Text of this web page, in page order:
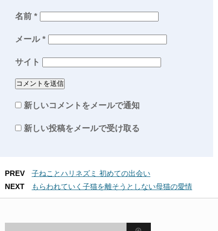
名前 *
メール *
サイト
新しいコメントをメールで通知
新しい投稿をメールで受け取る
PREV
子ねことハリネズミ 初めての出会い
NEXT
もらわれていく子猫を離そうとしない母猫の愛情